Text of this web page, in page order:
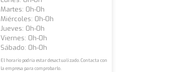
Martes: 0h-0h
Miércoles: 0h-0h
Jueves: 0h-0h
Viernes: 0h-0h
Sábado: 0h-0h
El horario podría estar desactualizado. Contacta con
la empresa para comprobarlo.